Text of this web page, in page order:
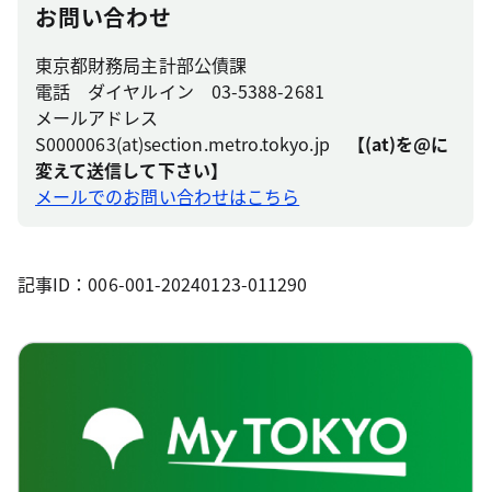
お問い合わせ
東京都財務局主計部公債課
電話 ダイヤルイン 03-5388-2681
メールアドレス
S0000063(at)section.metro.tokyo.jp
【(at)を@に
変えて送信して下さい】
メールでのお問い合わせはこちら
記事ID：006-001-20240123-011290